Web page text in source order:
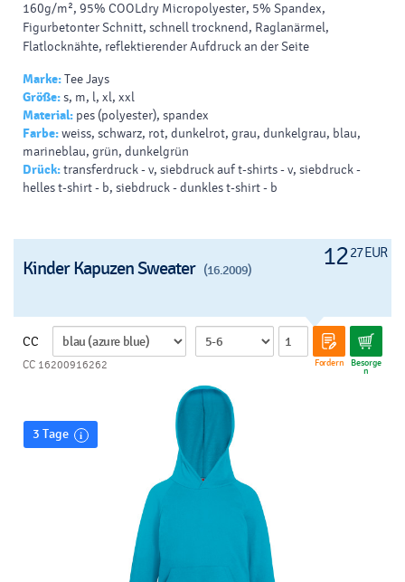
160g/m², 95% COOLdry Micropolyester, 5% Spandex,
Figurbetonter Schnitt, schnell trocknend, Raglanärmel,
Flatlocknähte, reflektierender Aufdruck an der Seite
Marke:Tee Jays
Größe:s, m, l, xl, xxl
Material: pes (polyester), spandex
Farbe:weiss, schwarz, rot, dunkelrot, grau, dunkelgrau, blau,
marineblau, grün, dunkelgrün
Drück:transferdruck - v, siebdruck auf t-shirts - v, siebdruck -
helles t-shirt - b, siebdruck - dunkles t-shirt - b
1227 EUR
Kinder Kapuzen Sweater (16.2009)
CC
Fordern Besorge
n
CC 16200916262
3 Tage